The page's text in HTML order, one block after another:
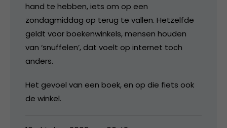
hand te hebben, iets om op een
zondagmiddag op terug te vallen. Hetzelfde
geldt voor boekenwinkels, mensen houden
van ‘snuffelen’, dat voelt op internet toch
anders.
Het gevoel van een boek, en op die fiets ook
de winkel.